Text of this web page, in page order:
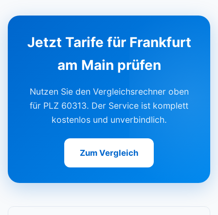
Jetzt Tarife für Frankfurt
am Main prüfen
Nutzen Sie den Vergleichsrechner oben
für PLZ 60313. Der Service ist komplett
kostenlos und unverbindlich.
Zum Vergleich